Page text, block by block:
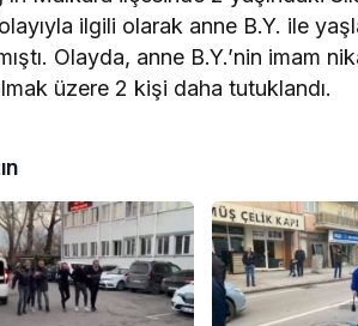
ilgili olarak anne B.Y. ile
Olayda, anne B.Y.’nin imam
üzere 2 kişi daha tutuklandı.